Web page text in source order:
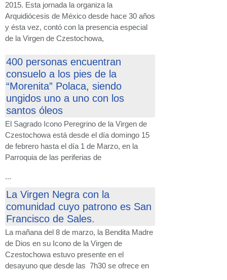
2015. Esta jornada la organiza la
Arquidiócesis de México desde hace 30 años
y ésta vez, contó con la presencia especial
de la Virgen de Czestochowa,
400 personas encuentran
consuelo a los pies de la
“Morenita” Polaca, siendo
ungidos uno a uno con los
santos óleos
El Sagrado Icono Peregrino de la Virgen de
Czestochowa está desde el día domingo 15
de febrero hasta el día 1 de Marzo, en la
Parroquia de las periferias de
...
La Virgen Negra con la
comunidad cuyo patrono es San
Francisco de Sales.
La mañana del 8 de marzo, la Bendita Madre
de Dios en su Icono de la Virgen de
Czestochowa estuvo presente en el
desayuno que desde las 7h30 se ofrece en